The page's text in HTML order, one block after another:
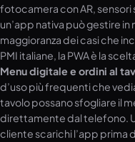
fotocamera con AR,
un’app nativa può gestire
maggioranza dei casi che
PMI italiane, la PWA è la
Menu digitale e ordini al
d’uso più frequenti che
tavolo possano sfogliare il
direttamente dal telefono.
cliente scarichi l’app prima